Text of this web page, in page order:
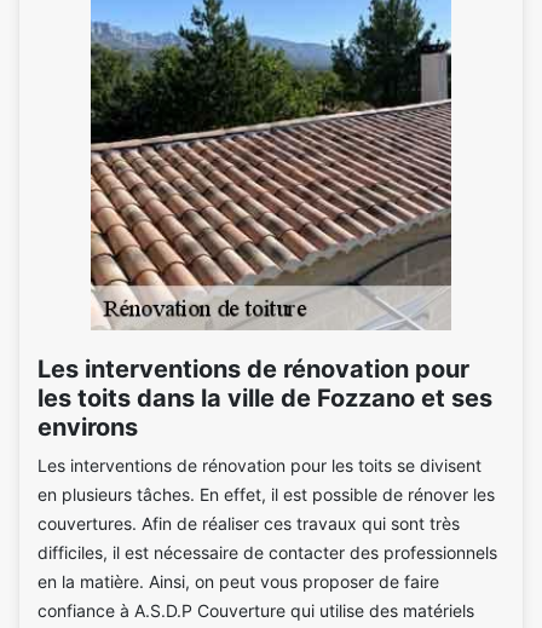
Les interventions de rénovation pour
les toits dans la ville de Fozzano et ses
environs
Les interventions de rénovation pour les toits se divisent
en plusieurs tâches. En effet, il est possible de rénover les
couvertures. Afin de réaliser ces travaux qui sont très
difficiles, il est nécessaire de contacter des professionnels
en la matière. Ainsi, on peut vous proposer de faire
confiance à A.S.D.P Couverture qui utilise des matériels